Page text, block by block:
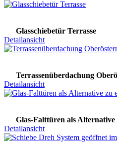
Glasschiebetür Terrasse
Detailansicht
Terrassenüberdachung
Detailansicht
Glas-Falttüren als
Detailansicht